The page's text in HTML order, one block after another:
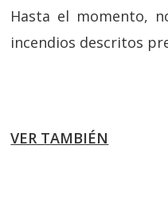
Hasta el momento,
incendios descritos
VER TAMBIÉN